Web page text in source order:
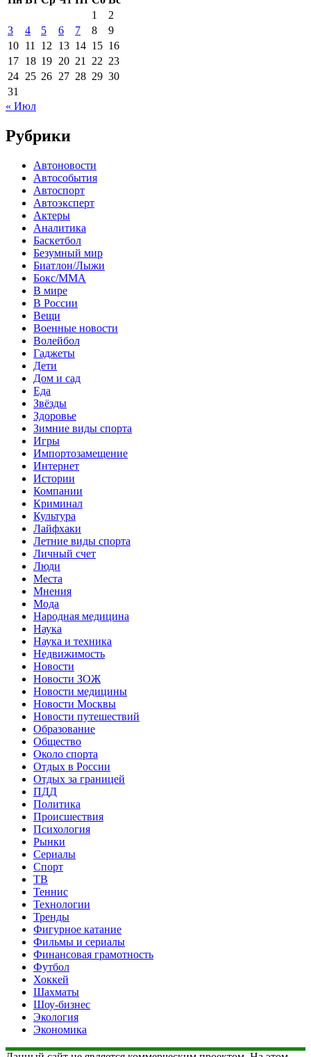
1
2
3
4 5 6 7 8
9
10 11 12 13 14 15 16
17 18 19 20 21 22 23
24 25 26 27 28 29 30
31
« Июл
Рубрики
Автоновости
Автособытия
Автоспорт
Автоэксперт
Актеры
Аналитика
Баскетбол
Безумный мир
Биатлон/Лыжи
Бокс/MMA
В мире
В России
Вещи
Военные новости
Волейбол
Гаджеты
Дети
Дом и сад
Еда
Звёзды
Здоровье
Зимние виды спорта
Игры
Импортозамещение
Интернет
Истории
Компании
Криминал
Культура
Лайфхаки
Летние виды спорта
Личный счет
Люди
Места
Мнения
Мода
Народная медицина
Наука
Наука и техника
Недвижимость
Новости
Новости ЗОЖ
Новости медицины
Новости Москвы
Новости путешествий
Образование
Общество
Около спорта
Отдых в России
Отдых за границей
ПДД
Политика
Происшествия
Психология
Рынки
Сериалы
Спорт
ТВ
Теннис
Технологии
Тренды
Фигурное катание
Фильмы и сериалы
Финансовая грамотность
Футбол
Хоккей
Шахматы
Шоу-бизнес
Экология
Экономика